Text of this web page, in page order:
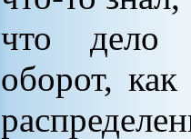
что дело
оборот,